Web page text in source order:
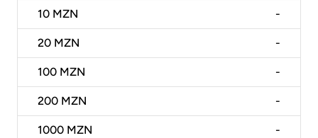
10 MZN -
20 MZN -
100 MZN -
200 MZN -
1000 MZN -